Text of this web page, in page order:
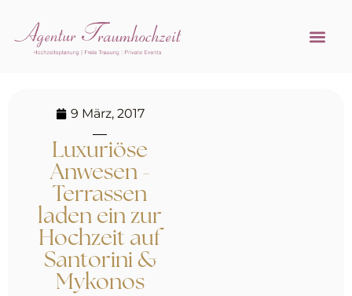
9 März, 2017
Luxuriöse
Anwesen -
Terrassen
laden ein zur
Hochzeit auf
Santorini &
Mykonos